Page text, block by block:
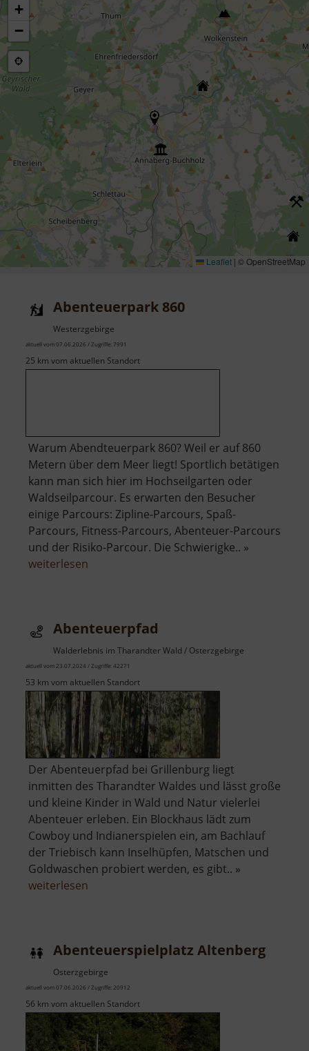
+
−
Leaflet | © OpenStreetMap
Abenteuerpark 860
Westerzgebirge
aktuell vom 07.06.2026 / Zugriffe: 7991
25 km vom aktuellen Standort
Warum Abendteuerpark 860? Weil er auf 860
Metern über dem Meer liegt! Sportlich betätigen
kann man sich hier im Hochseilgarten oder
Waldseilparcour. Es erwarten den Besucher
einige Parcours: Zipline-Parcours, Spaß-
Parcours, Fitness-Parcours, Abenteuer-Parcours
und der Risiko-Parcour. Die Schwierigke.. »
weiterlesen
Abenteuerpfad
Walderlebnis im Tharandter Wald / Osterzgebirge
aktuell vom 23.07.2024 / Zugriffe: 42271
53 km vom aktuellen Standort
Der Abenteuerpfad bei Grillenburg liegt
inmitten des Tharandter Waldes und lässt große
und kleine Kinder in Wald und Natur vielerlei
Abenteuer erleben. Ein Blockhaus lädt zum
Cowboy und Indianerspielen ein, am Bachlauf
der Triebisch kann Inselhüpfen, Matschen und
Goldwaschen probiert werden, es gibt.. »
weiterlesen
Abenteuerspielplatz Altenberg
Osterzgebirge
aktuell vom 07.06.2026 / Zugriffe: 20912
56 km vom aktuellen Standort